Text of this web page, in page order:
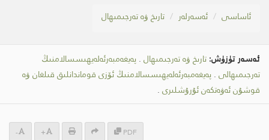
ئاساسى ئەسەرلەر تارىخ ۋە تەرجىمىھال
ئەسەر تۈزۈش: تارىخ ۋە تەرجىمىھال . پەيغەمبەرئەلەيھىسسالامنىڭ
تەرجىمىھالى . پەيغەمبەرئەلەيھىسسالامنىڭ ئۆزى قوماندانلىق قىلغان ۋە
قوشۇن ئەۋەتكەن ئۇرۇشلىرى .
PDF
+
-